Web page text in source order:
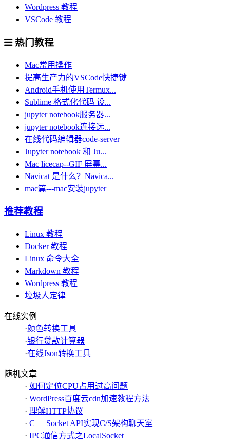
Wordpress 教程
VSCode 教程
热门教程
Mac常用操作
提高生产力的VSCode快捷键
Android手机使用Termux...
Sublime 格式化代码 设...
jupyter notebook服务器...
jupyter notebook连接远...
在线代码编辑器code-server
Jupyter notebook 和 Ju...
Mac licecap--GIF 屏幕...
Navicat 是什么？Navica...
mac篇---mac安装jupyter
推荐教程
Linux 教程
Docker 教程
Linux 命令大全
Markdown 教程
Wordpress 教程
垃圾人定律
在线实例
·颜色转换工具
·银行贷款计算器
·在线Json转换工具
随机文章
· 如何定位CPU占用过高问题
· WordPress百度云cdn加速教程方法
· 理解HTTP协议
· C++ Socket API实现C/S架构聊天室
· IPC通信方式之LocalSocket